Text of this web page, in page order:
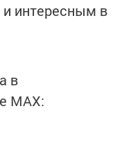
интересным в
в
MАХ: